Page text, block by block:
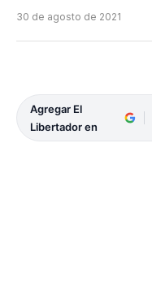
30 de agosto de 2021
Agregar El
Libertador en